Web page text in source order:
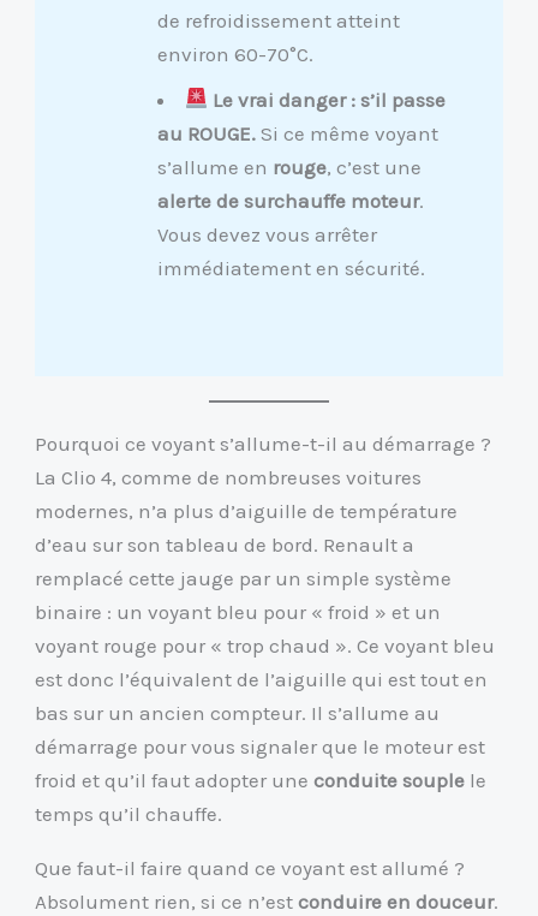
de refroidissement atteint
environ 60-70°C.
Le vrai danger : s’il passe
au ROUGE.Si ce même voyant
s’allume en rouge, c’est une
alerte de surchauffe moteur.
Vous devez vous arrêter
immédiatement en sécurité.
Pourquoi ce voyant s’allume-t-il au démarrage ?
La Clio 4, comme de nombreuses voitures
modernes, n’a plus d’aiguille de température
d’eau sur son tableau de bord. Renault a
remplacé cette jauge par un simple système
binaire : un voyant bleu pour « froid » et un
voyant rouge pour « trop chaud ». Ce voyant bleu
est donc l’équivalent de l’aiguille qui est tout en
bas sur un ancien compteur. Il s’allume au
démarrage pour vous signaler que le moteur est
froid et qu’il faut adopter uneconduite souple le
temps qu’il chauffe.
Que faut-il faire quand ce voyant est allumé ?
Absolument rien, si ce n’estconduire en douceur.